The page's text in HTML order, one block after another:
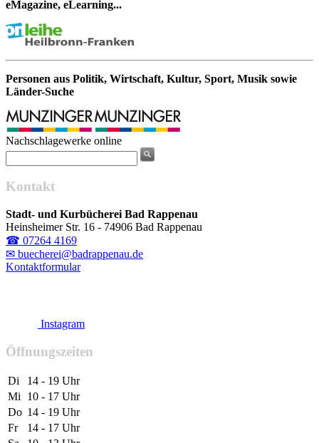
eMagazine, eLearning...
Personen aus Politik, Wirtschaft, Kultur, Sport, Musik sowie
Länder-Suche
Nachschlagewerke online
Kontakt
Stadt- und Kurbücherei Bad Rappenau
Heinsheimer Str. 16 - 74906 Bad Rappenau
☎ 07264 4169
✉ buecherei@badrappenau.de
Kontaktformular
Instagram
Öffnungszeiten
Di
14 - 19 Uhr
Mi
10 - 17 Uhr
Do 14 - 19 Uhr
Fr
14 - 17 Uhr